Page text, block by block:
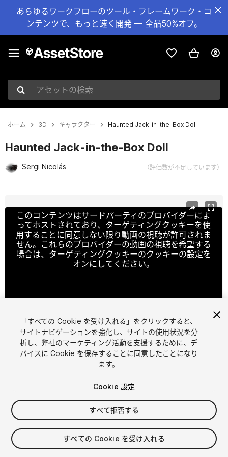
あらゆるワークフローのツール・フレームワーク・コ
ンテンツで、もっと速く開発 — 全品50%オフ。
アセットの検索
ホーム 3D キャラクター Haunted Jack-in-the-Box Doll
Haunted Jack-in-the-Box Doll
Sergi Nicolás （評価数が不足しています）
このコンテンツはサードパーティのプロバイダーによ
ってホストされており、ターゲティングクッキーを使
用することに同意しない限り動画の視聴が許可されま
せん。これらのプロバイダーの動画の視聴を希望する
場合は、ターゲティングクッキーのクッキーの設定を
オンにしてください。
1 /5
$14.90
消費税は決済時に計算されます
「すべての Cookie を受け入れる」をクリックすると、
サイトナビゲーションを強化し、サイトの使用状況を分
析し、弊社のマーケティング活動を支援するために、デ
バイスに Cookie を保存することに同意したことになり
ます。
Cookie 設定
すべて拒否する
すべての Cookie を受け入れる